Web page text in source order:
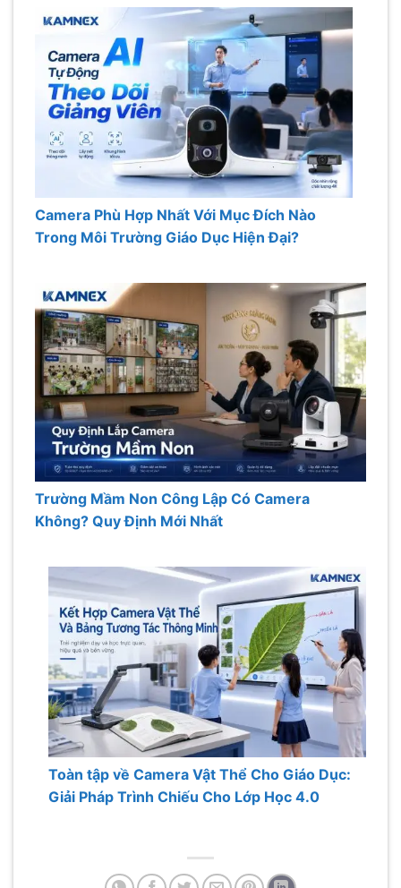
Camera Phù Hợp Nhất Với Mục Đích Nào
Trong Môi Trường Giáo Dục Hiện Đại?
Trường Mầm Non Công Lập Có Camera
Không? Quy Định Mới Nhất
Toàn tập về Camera Vật Thể Cho Giáo Dục:
Giải Pháp Trình Chiếu Cho Lớp Học 4.0